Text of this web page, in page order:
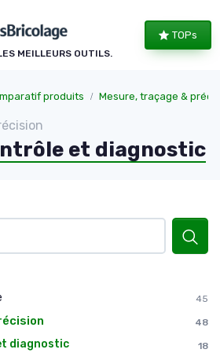
MEILLEURS OUTILS.
TOPs
produits Mesure, traçage &
et diagnostic
45
48
diagnostic
18
cookies